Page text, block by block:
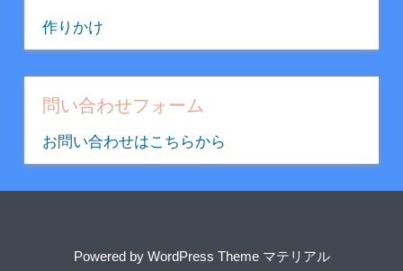
作りかけ
問い合わせフォーム
お問い合わせはこちらから
Powered by WordPress Theme マテリアル